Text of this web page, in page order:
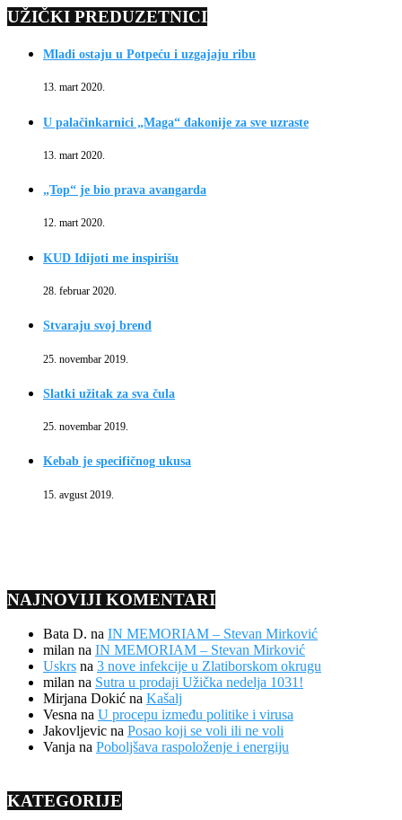
UŽIČKI PREDUZETNICI
Mladi ostaju u Potpeću i uzgajaju ribu
13. mart 2020.
U palačinkarnici „Maga“ đakonije za sve uzraste
13. mart 2020.
„Top“ je bio prava avangarda
12. mart 2020.
KUD Idijoti me inspirišu
28. februar 2020.
Stvaraju svoj brend
25. novembar 2019.
Slatki užitak za sva čula
25. novembar 2019.
Kebab je specifičnog ukusa
15. avgust 2019.
NAJNOVIJI KOMENTARI
Bata D. na IN MEMORIAM – Stevan Mirković
milan na IN MEMORIAM – Stevan Mirković
Uskrs na 3 nove infekcije u Zlatiborskom okrugu
milan na Sutra u prodaji Užička nedelja 1031!
Mirjana Dokić na Kašalj
Vesna na U procepu između politike i virusa
Jakovljevic na Posao koji se voli ili ne voli
Vanja na Poboljšava raspoloženje i energiju
KATEGORIJE